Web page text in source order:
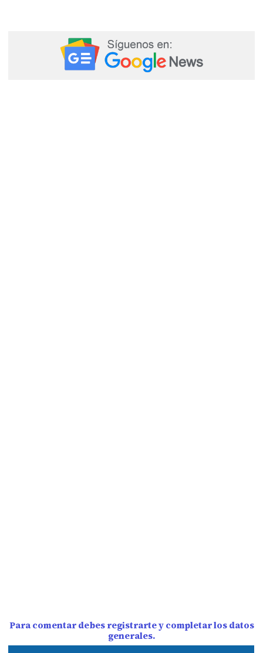
Para comentar debes registrarte y completar los datos
generales.